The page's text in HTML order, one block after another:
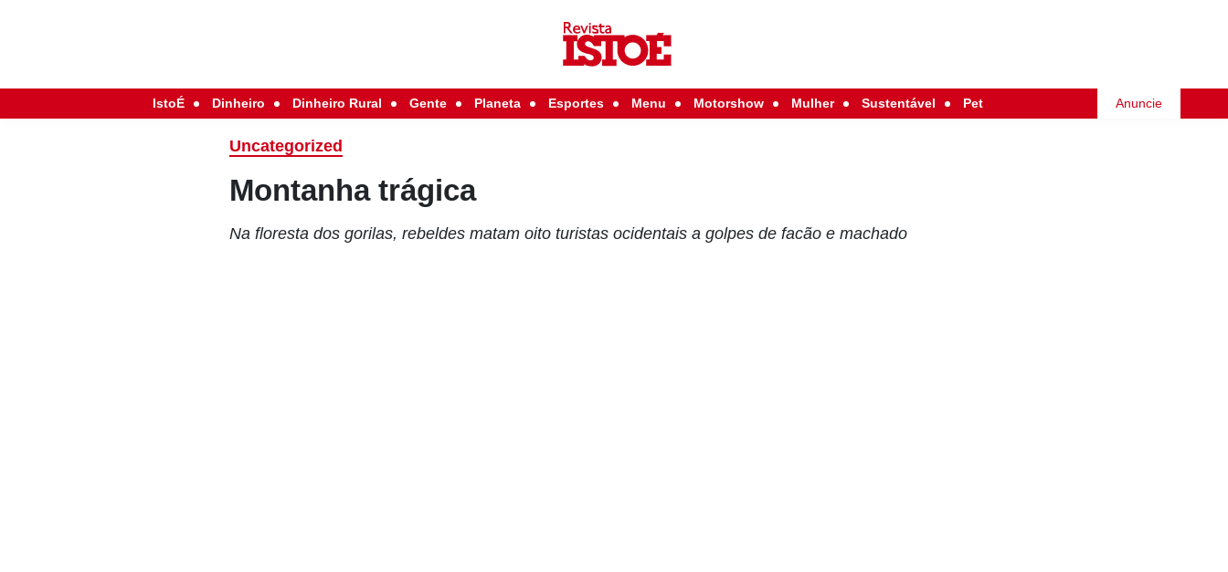
IstoÉ Dinheiro Dinheiro Rural Gente Planeta Esportes Menu Motorshow Mulher Sustentável Pet Anuncie
Uncategorized
Montanha trágica
Na floresta dos gorilas, rebeldes matam oito turistas ocidentais a golpes de facão e machado